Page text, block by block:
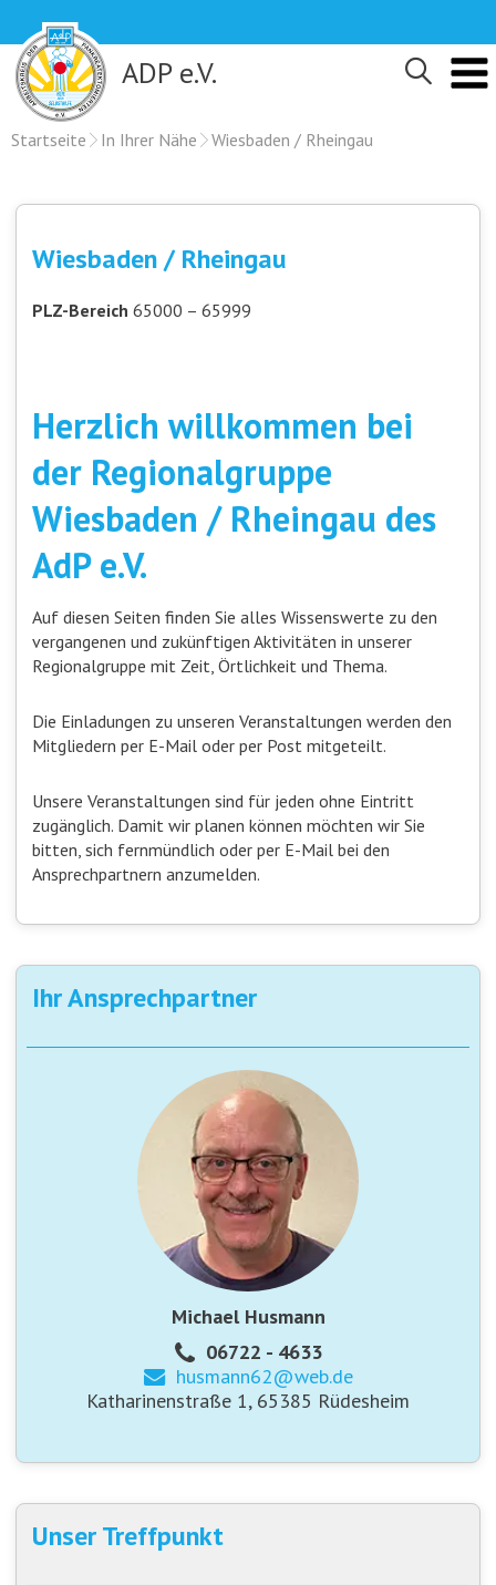
content
ADP e.V.
Startseite In Ihrer Nähe Wiesbaden / Rheingau
Wiesbaden / Rheingau
PLZ-Bereich 65000 – 65999
Herzlich willkommen bei
der Regionalgruppe
Wiesbaden / Rheingau des
AdP e.V.
Auf diesen Seiten finden Sie alles Wissenswerte zu den
vergangenen und zukünftigen Aktivitäten in unserer
Regionalgruppe mit Zeit, Örtlichkeit und Thema.
Die Einladungen zu unseren Veranstaltungen werden den
Mitgliedern per E-Mail oder per Post mitgeteilt.
Unsere Veranstaltungen sind für jeden ohne Eintritt
zugänglich. Damit wir planen können möchten wir Sie
bitten, sich fernmündlich oder per E-Mail bei den
Ansprechpartnern anzumelden.
Ihr Ansprechpartner
Michael Husmann
06722 - 4633
husmann62@web.de
Katharinenstraße 1, 65385 Rüdesheim
Unser Treffpunkt